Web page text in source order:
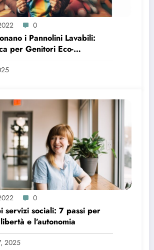
0
i Pannolini Lavabili:
per Genitori Eco-
0
servizi sociali: 7 passi per
e l’autonomia
2025